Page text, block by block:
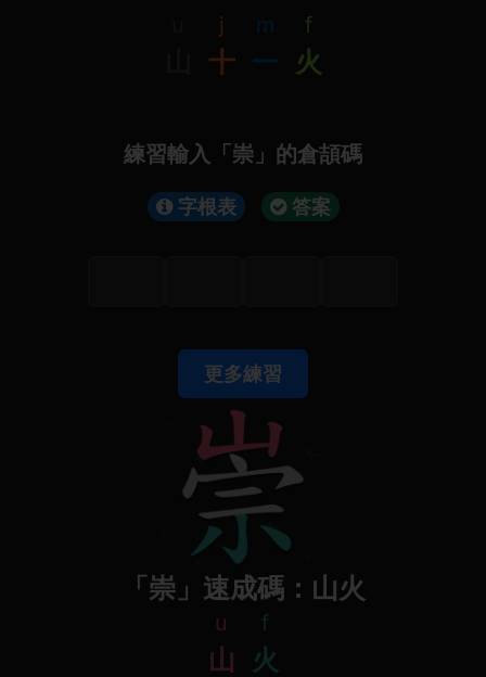
j
十
m
一
f
火
練習輸入「崇」的倉頡碼
字根表 答案
更多練習
「崇」速成碼：山火
u
山
f
火